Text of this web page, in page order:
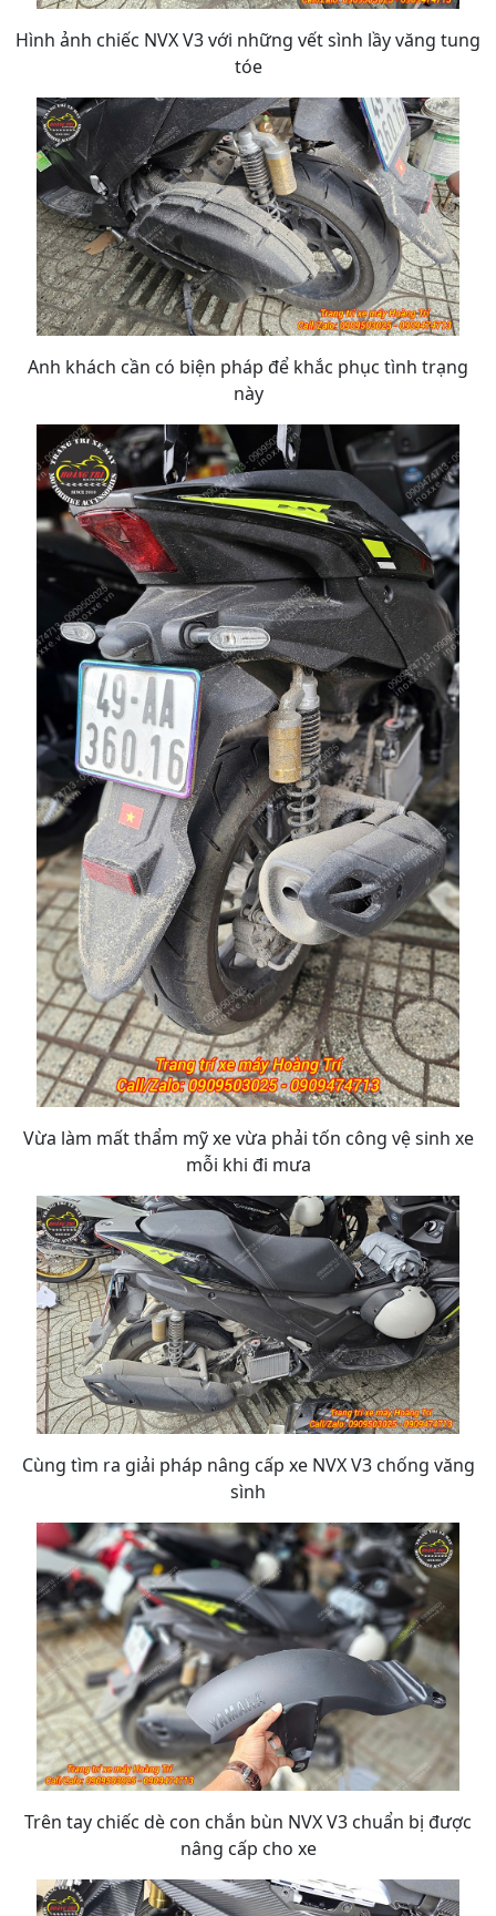
Hình ảnh chiếc NVX V3 với những vết sình lầy văng tung
tóe
Anh khách cần có biện pháp để khắc phục tình trạng
này
Vừa làm mất thẩm mỹ xe vừa phải tốn công vệ sinh xe
mỗi khi đi mưa
Cùng tìm ra giải pháp nâng cấp xe NVX V3 chống văng
sình
Trên tay chiếc dè con chắn bùn NVX V3 chuẩn bị được
nâng cấp cho xe